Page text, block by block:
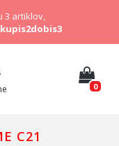
3 artiklov,
kupis2dobis3
0
C21